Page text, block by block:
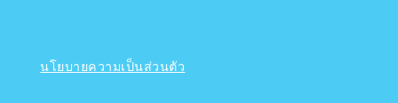
นโยบายความเป็นส่วนตัว